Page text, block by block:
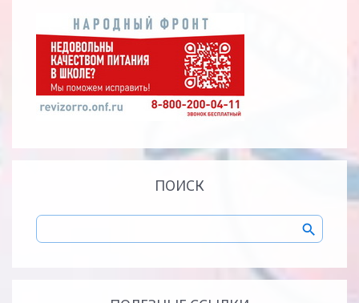
ПОИСК